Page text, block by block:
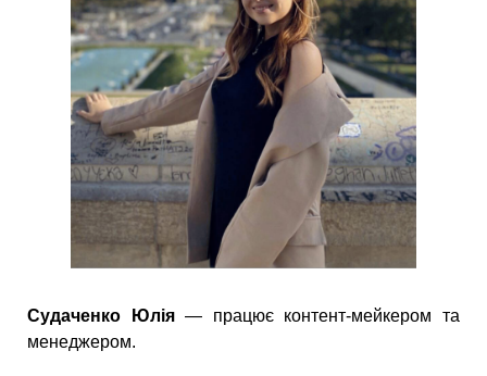
Судаченко Юлія— працює контент-мейкером та
менеджером.